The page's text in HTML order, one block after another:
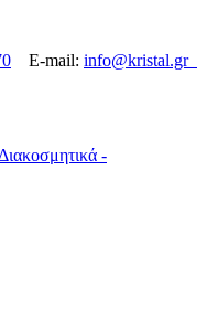
E-mail: info@kristal.gr